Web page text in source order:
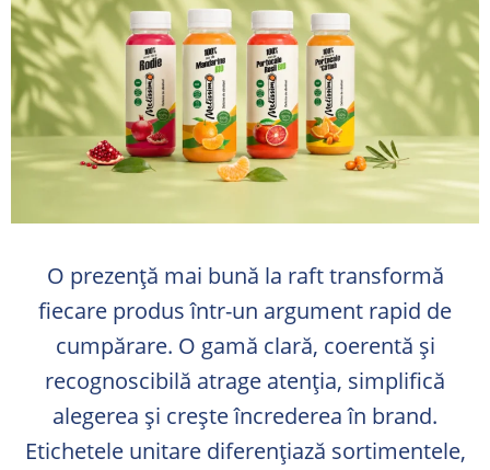
O prezență mai bună la raft transformă
fiecare produs într-un argument rapid de
cumpărare. O gamă clară, coerentă și
recognoscibilă atrage atenția, simplifică
alegerea și crește încrederea în brand.
Etichetele unitare diferențiază sortimentele,